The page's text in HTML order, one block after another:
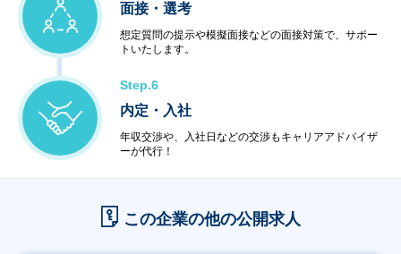
面接・選考
想定質問の提示や模擬面接などの面接対策で、サポー
トいたします。
Step.6
内定・入社
年収交渉や、入社日などの交渉もキャリアアドバイザ
ーが代行！
この企業の他の公開求人